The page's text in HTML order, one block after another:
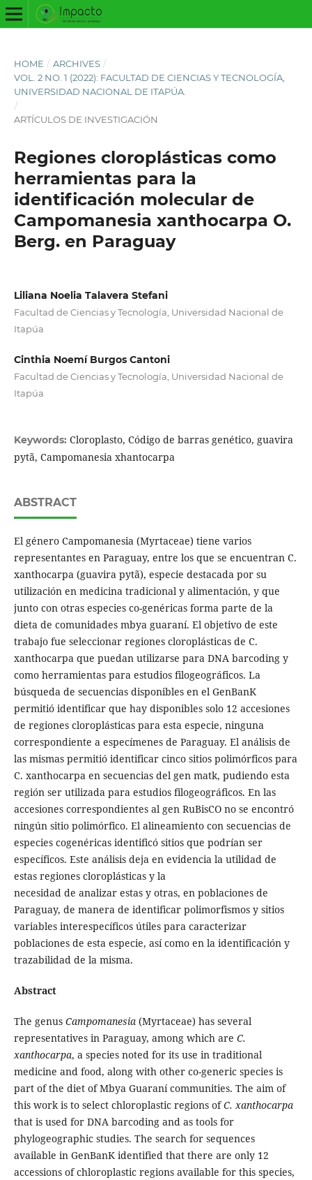
HOME / ARCHIVES /
VOL. 2 NO. 1 (2022): FACULTAD DE CIENCIAS Y TECNOLOGÍA,
UNIVERSIDAD NACIONAL DE ITAPÚA.
/
ARTÍCULOS DE INVESTIGACIÓN
Regiones cloroplásticas como
herramientas para la
identificación molecular de
Campomanesia xanthocarpa O.
Berg. en Paraguay
Liliana Noelia Talavera Stefani
Facultad de Ciencias y Tecnología, Universidad Nacional de
Itapúa
Cinthia Noemí Burgos Cantoni
Facultad de Ciencias y Tecnología, Universidad Nacional de
Itapúa
Keywords: Cloroplasto, Código de barras genético, guavira
pytã, Campomanesia xhantocarpa
ABSTRACT
El género Campomanesia (Myrtaceae) tiene varios
representantes en Paraguay, entre los que se encuentran C.
xanthocarpa (guavira pytã), especie destacada por su
utilización en medicina tradicional y alimentación, y que
junto con otras especies co-genéricas forma parte de la
dieta de comunidades mbya guaraní. El objetivo de este
trabajo fue seleccionar regiones cloroplásticas de C.
xanthocarpa que puedan utilizarse para DNA barcoding y
como herramientas para estudios filogeográficos. La
búsqueda de secuencias disponibles en el GenBanK
permitió identificar que hay disponibles solo 12 accesiones
de regiones cloroplásticas para esta especie, ninguna
correspondiente a especímenes de Paraguay. El análisis de
las mismas permitió identificar cinco sitios polimórficos para
C. xanthocarpa en secuencias del gen matk, pudiendo esta
región ser utilizada para estudios filogeográficos. En las
accesiones correspondientes al gen RuBisCO no se encontró
ningún sitio polimórfico. El alineamiento con secuencias de
especies cogenéricas identificó sitios que podrían ser
específicos. Este análisis deja en evidencia la utilidad de
estas regiones cloroplásticas y la
necesidad de analizar estas y otras, en poblaciones de
Paraguay, de manera de identificar polimorfismos y sitios
variables interespecíficos útiles para caracterizar
poblaciones de esta especie, así como en la identificación y
trazabilidad de la misma.
Abstract
The genus Campomanesia (Myrtaceae) has several
representatives in Paraguay, among which are C.
xanthocarpa, a species noted for its use in traditional
medicine and food, along with other co-generic species is
part of the diet of Mbya Guaraní communities. The aim of
this work is to select chloroplastic regions ofC. xanthocarpa
that is used for DNA barcoding and as tools for
phylogeographic studies. The search for sequences
available in GenBanK identified that there are only 12
accessions of chloroplastic regions available for this species,